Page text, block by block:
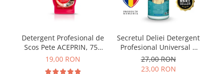
Absorbanti de Umiditate & Rezerve
Vopsea Par
Ingrijire corp
Detergent Profesional de
Scos Pete ACEPRIN, 750
ml
19,00 RON
Secretul Deliei Detergent
Profesional Universal 1
Kg
27,00 RON
23,00 RON